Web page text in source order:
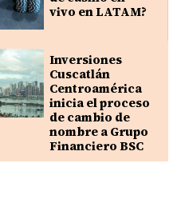
vivo en LATAM?
Inversiones
Cuscatlán
Centroamérica
inicia el proceso
de cambio de
nombre a Grupo
Financiero BSC